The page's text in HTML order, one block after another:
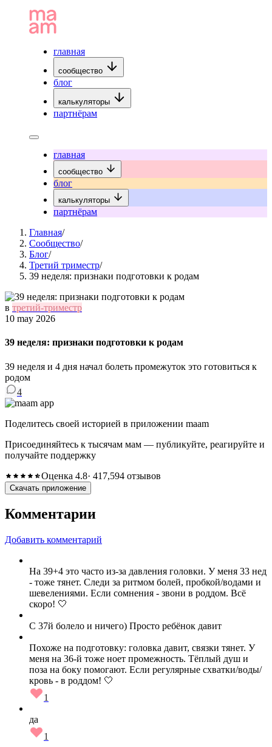
главная
сообщество
блог
калькуляторы
партнёрам
главная
сообщество
блог
калькуляторы
партнёрам
Главная/
Сообщество/
Блог/
Третий триместр/
39 неделя: признаки подготовки к родам
в третий-триместр
10 may 2026
39 неделя: признаки подготовки к родам
39 неделя и 4 дня начал болеть промежуток это готовиться к
родом
4
Поделитесь своей историей в приложении maam
Присоединяйтесь к тысячам мам — публикуйте, реагируйте и
получайте поддержку
Оценка 4.8· 417,594 отзывов
Скачать приложение
Комментарии
Добавить комментарий
На 39+4 это часто из‑за давления головки. У меня 33 нед
- тоже тянет. Следи за ритмом болей, пробкой/водами и
шевелениями. Если сомнения - звони в роддом. Всё
скоро! 🤍
С 37й болело и ничего) Просто ребёнок давит
Похоже на подготовку: головка давит, связки тянет. У
меня на 36-й тоже ноет промежность. Тёплый душ и
поза на боку помогают. Если регулярные схватки/воды/
кровь - в роддом! 🤍
1
да
1